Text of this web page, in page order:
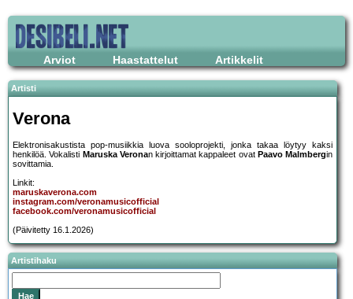
Arviot Haastattelut Artikkelit
Artisti
Verona
Elektronisakustista pop-musiikkia luova sooloprojekti, jonka takaa löytyy kaksi
henkilöä. Vokalisti Maruska Veronan kirjoittamat kappaleet ovat Paavo Malmbergin
sovittamia.
Linkit:
maruskaverona.com
instagram.com/veronamusicofficial
facebook.com/veronamusicofficial
(Päivitetty 16.1.2026)
Artistihaku